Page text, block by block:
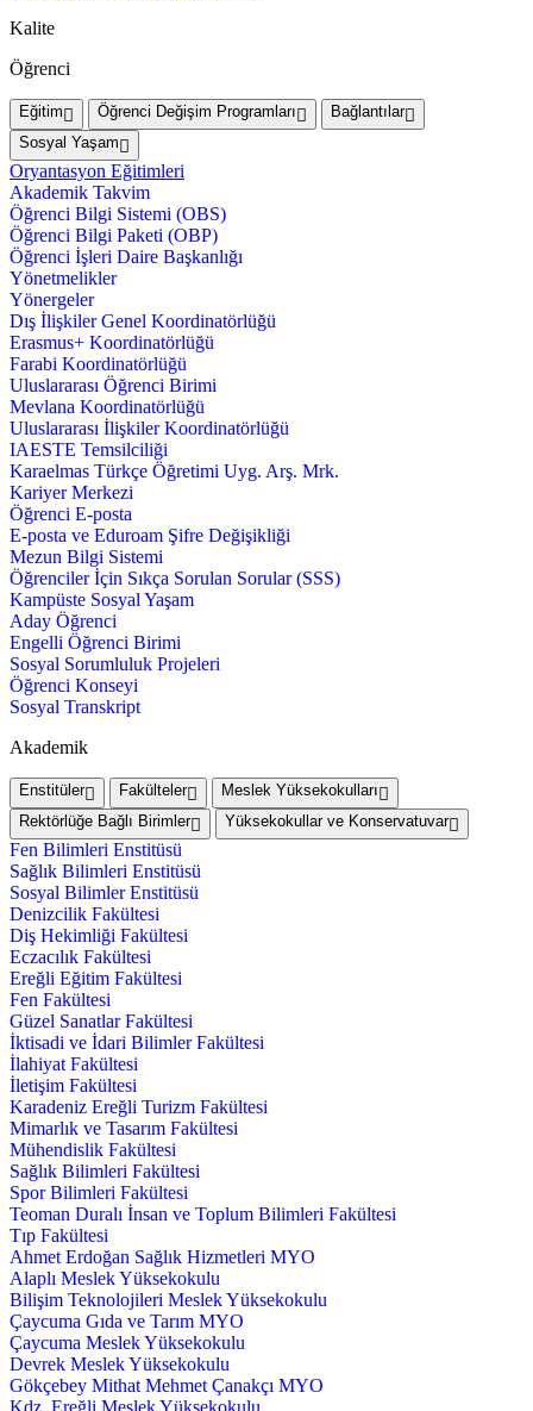
Kalite
Öğrenci
Eğitim Öğrenci Değişim Programları
Bağlantılar
Sosyal Yaşam
Oryantasyon Eğitimleri
Akademik Takvim
Öğrenci Bilgi Sistemi (OBS)
Öğrenci Bilgi Paketi (OBP)
Öğrenci İşleri Daire Başkanlığı
Yönetmelikler
Yönergeler
Dış İlişkiler Genel Koordinatörlüğü
Erasmus+ Koordinatörlüğü
Farabi Koordinatörlüğü
Uluslararası Öğrenci Birimi
Mevlana Koordinatörlüğü
Uluslararası İlişkiler Koordinatörlüğü
IAESTE Temsilciliği
Karaelmas Türkçe Öğretimi Uyg. Arş. Mrk.
Kariyer Merkezi
Öğrenci E-posta
E-posta ve Eduroam Şifre Değişikliği
Mezun Bilgi Sistemi
Öğrenciler İçin Sıkça Sorulan Sorular (SSS)
Kampüste Sosyal Yaşam
Aday Öğrenci
Engelli Öğrenci Birimi
Sosyal Sorumluluk Projeleri
Öğrenci Konseyi
Sosyal Transkript
Akademik
Enstitüler Fakülteler
Meslek Yüksekokulları
Rektörlüğe Bağlı Birimler
Yüksekokullar ve Konservatuvar
Fen Bilimleri Enstitüsü
Sağlık Bilimleri Enstitüsü
Sosyal Bilimler Enstitüsü
Denizcilik Fakültesi
Diş Hekimliği Fakültesi
Eczacılık Fakültesi
Ereğli Eğitim Fakültesi
Fen Fakültesi
Güzel Sanatlar Fakültesi
İktisadi ve İdari Bilimler Fakültesi
İlahiyat Fakültesi
İletişim Fakültesi
Karadeniz Ereğli Turizm Fakültesi
Mimarlık ve Tasarım Fakültesi
Mühendislik Fakültesi
Sağlık Bilimleri Fakültesi
Spor Bilimleri Fakültesi
Teoman Duralı İnsan ve Toplum Bilimleri Fakültesi
Tıp Fakültesi
Ahmet Erdoğan Sağlık Hizmetleri MYO
Alaplı Meslek Yüksekokulu
Bilişim Teknolojileri Meslek Yüksekokulu
Çaycuma Gıda ve Tarım MYO
Çaycuma Meslek Yüksekokulu
Devrek Meslek Yüksekokulu
Gökçebey Mithat Mehmet Çanakçı MYO